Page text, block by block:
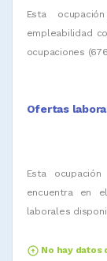
Esta
empleabilidad
ocupaciones
Ofertas
Esta
encuentra en
laborales
arrow_circle_up No hay datos